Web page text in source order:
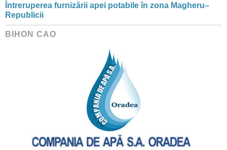
Întreruperea furnizării apei potabile în zona Magheru–
Republicii
BIHON CAO